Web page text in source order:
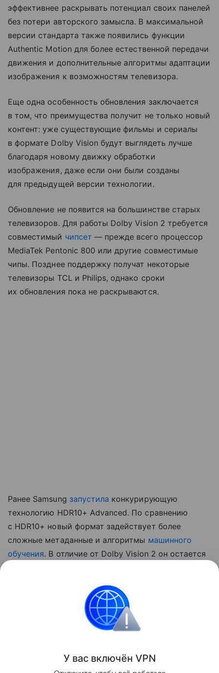
эффективнее раскрывать потенциал своих панелей
без потери авторского замысла. В максимальной
версии стандарта также появились функции
Authentic Motion для более естественной передачи
движения и дополнительные алгоритмы адаптации
изображения к возможностям телевизора.
Еще одна особенность обновления заключается
в том, что преимущества получит не только новый
контент: уже существующие фильмы и сериалы
в формате Dolby Vision будут выглядеть лучше
благодаря новому движку обработки
изображения, даже если они были созданы
для предыдущей версии технологии.
Обновление не появится на большинстве старых
телевизоров. Для работы Dolby Vision 2 требуется
совместимый чипсет — прежде всего процессор
MediaTek Pentonic 800 или другие совместимые
чипы. Позднее поддержку получат некоторые
телевизоры TCL и Philips, однако сроки
их обновления пока не раскрываются.
Ранее Samsung запустила конкурирующую
технологию HDR10+ Advanced. По сравнению
с HDR10+ новый формат задействует более
сложные метаданные и алгоритмы машинного
обучения. В отличие от Dolby Vision 2 он остается
телевизоров и платформы.
Поделиться
У вас включён VPN